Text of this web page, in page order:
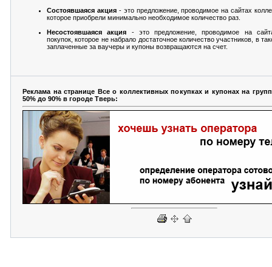
Состоявшаяся акция- это предложение, проводимое на сайтах
которое приобрели минимально необходимое количество раз.
Несостоявшаяся акция - это предложение, проводимое на
покупок, которое не набрало достаточное количество участников, в
заплаченные за ваучеры и купоны возвращаются на счет.
Реклама на странице Все о коллективных покупках и купонах на
50% до 90% в городе Тверь: